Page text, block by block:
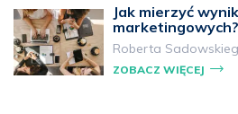
Jak mierzyć
Roberta
ZOBACZ WIĘCEJ